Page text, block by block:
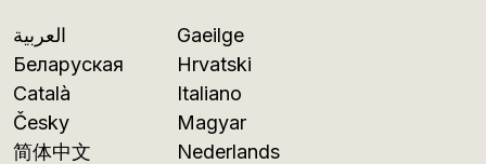
العربية
Беларуская
Català
Česky
简体中文
Gaeilge
Hrvatski
Italiano
Magyar
Nederlands